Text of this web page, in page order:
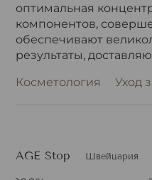
оптимальная
компонентов,
обеспечивают
результаты,
Косметология
Уход
AGE Stop Швейцария